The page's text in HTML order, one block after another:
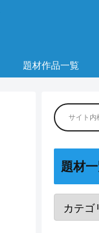
題材作品一覧
題材